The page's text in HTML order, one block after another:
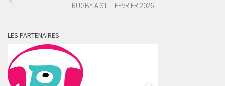
RUGBY A XIII – FEVRIER 2026
LES PARTENAIRES